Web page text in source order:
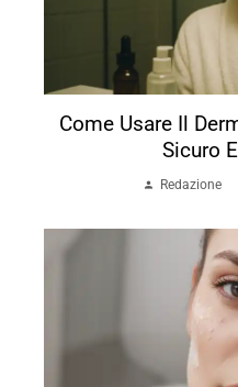
Come Usare Il
Sicuro
Redazione